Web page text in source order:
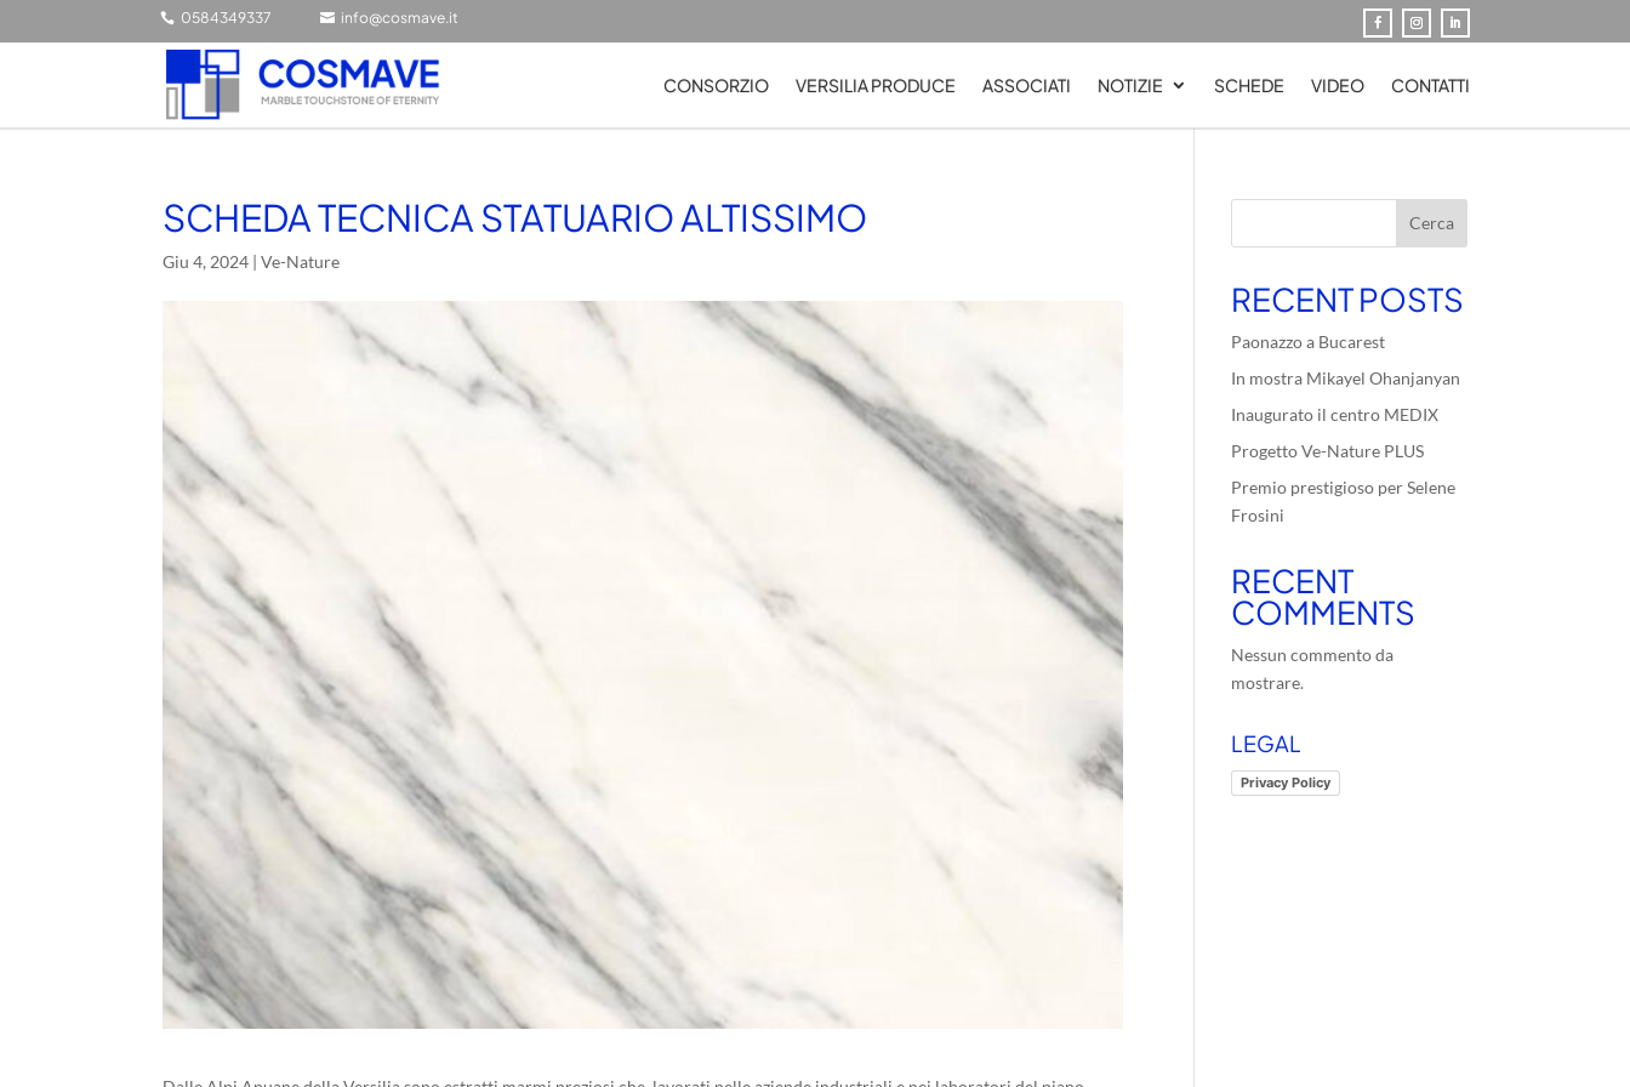
 0584349337  info@cosmave.it
CONSORZIO VERSILIA PRODUCE ASSOCIATI NOTIZIE SCHEDE VIDEO CONTATTI
SCHEDA TECNICA STATUARIO ALTISSIMO
Giu 4, 2024 |Ve-Nature
Cerca
RECENT POSTS
Paonazzo a Bucarest
In mostra Mikayel Ohanjanyan
Inaugurato il centro MEDIX
Progetto Ve-Nature PLUS
Premio prestigioso per Selene
Frosini
RECENT
COMMENTS
Nessun commento da
mostrare.
LEGAL
Privacy Policy